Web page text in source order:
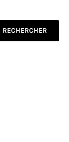
RECHERCHER